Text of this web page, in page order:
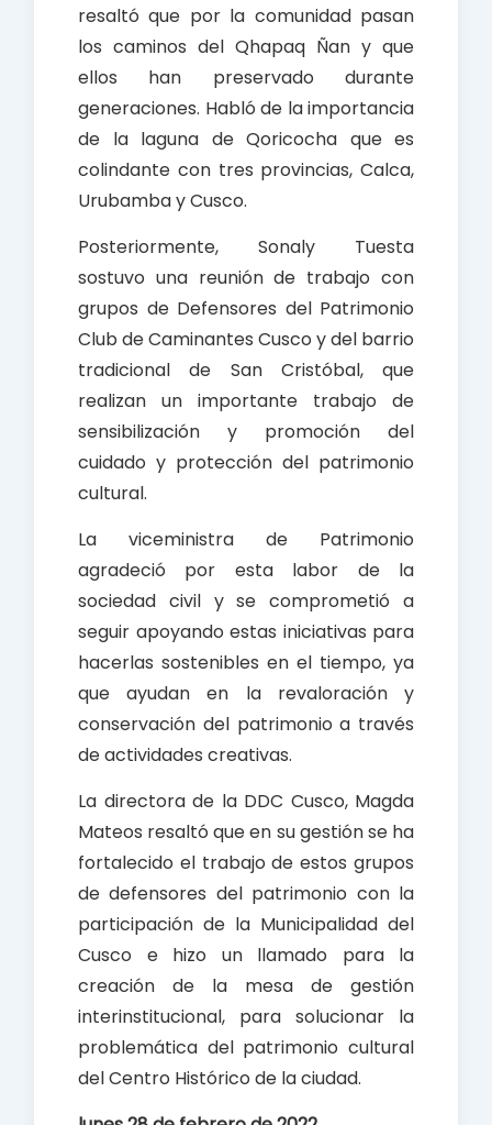
resaltó que por la comunidad pasan
los caminos del Qhapaq Ñan y que
ellos han preservado durante
generaciones. Habló de la importancia
de la laguna de Qoricocha que es
colindante con tres provincias, Calca,
Urubamba y Cusco.
Posteriormente, Sonaly Tuesta
sostuvo una reunión de trabajo con
grupos de Defensores del Patrimonio
Club de Caminantes Cusco y del barrio
tradicional de San Cristóbal, que
realizan un importante trabajo de
sensibilización y promoción del
cuidado y protección del patrimonio
cultural.
La viceministra de Patrimonio
agradeció por esta labor de la
sociedad civil y se comprometió a
seguir apoyando estas iniciativas para
hacerlas sostenibles en el tiempo, ya
que ayudan en la revaloración y
conservación del patrimonio a través
de actividades creativas.
La directora de la DDC Cusco, Magda
Mateos resaltó que en su gestión se ha
fortalecido el trabajo de estos grupos
de defensores del patrimonio con la
participación de la Municipalidad del
Cusco e hizo un llamado para la
creación de la mesa de gestión
interinstitucional, para solucionar la
problemática del patrimonio cultural
del Centro Histórico de la ciudad.